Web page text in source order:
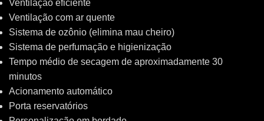
Ventilação eficiente
Ventilação com ar quente
Sistema de ozônio (elimina mau cheiro)
Sistema de perfumação e higienização
Tempo médio de secagem de aproximadamente 30
minutos
Acionamento automático
Porta reservatórios